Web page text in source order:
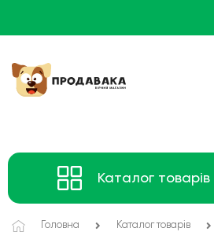
Каталог товарів
Головна Каталог товарів